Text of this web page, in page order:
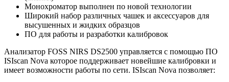
Монохроматор выполнен по новой технологии
Широкий набор различных чашек и аксессуаров для
высушенных и жидких образцов
ПО для работы и разработки калибровок
Анализатор FOSS NIRS DS2500 управляется с помощью ПО
ISIscan Nova которое поддерживает новейшие калибровки и
имеет возможности работы по сети. ISIscan Nova позволяет: